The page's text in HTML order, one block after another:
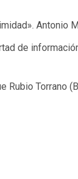
Antonio
de
Rubio Torrano